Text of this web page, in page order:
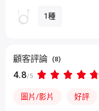
1種
顧客評論 (8)
4.8/5
圖片/影片 好評